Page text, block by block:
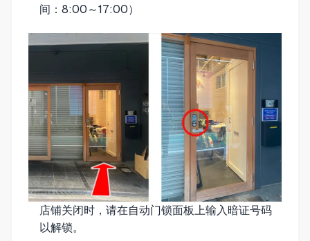
间：8:00～17:00）
店铺关闭时，请在自动门锁面板上输入暗证号码
以解锁。